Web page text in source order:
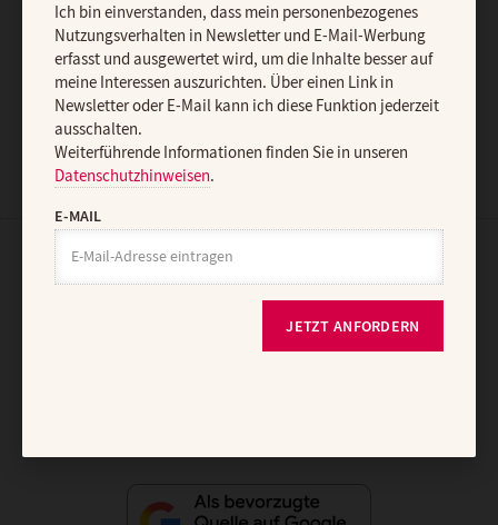
JETZT ANMELDEN
AGB und Widerrufsbelehrung Barrierefreiheit
Ich bin einverstanden, dass mein personenbezogenes
Nutzungsverhalten in Newsletter und E-Mail-Werbung
erfasst und ausgewertet wird, um die Inhalte besser auf
meine Interessen auszurichten. Über einen Link in
Newsletter oder E-Mail kann ich diese Funktion jederzeit
ausschalten.
Weiterführende Informationen finden Sie in unseren
Datenschutzhinweisen.
E-MAIL
JETZT ANFORDERN